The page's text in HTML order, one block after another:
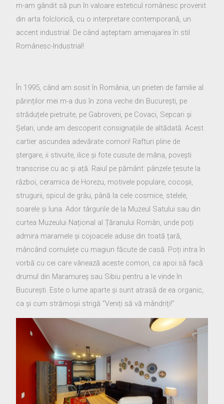
m-am gândit să pun în valoare esteticul românesc provenit
din arta folclorică, cu o interpretare contemporană, un
accent industrial. De când așteptam amenajarea în stil
Românesc-Industrial!
În 1995, când am sosit în România, un prieten de familie al
părinților mei m-a dus în zona veche din București, pe
străduțele pietruite, pe Gabroveni, pe Covaci, Sepcari și
Șelari, unde am descoperit consignațiile de altădată. Acest
cartier ascundea adevărate comori! Rafturi pline de
ștergare, ii stivuite, ilice și fote cusute de mâna, povești
transcrise cu ac și ață. Raiul pe pământ: pânzele țesute la
război, ceramica de Horezu, motivele populare, cocoșii,
strugurii, spicul de grâu, până la cele cosmice, stelele,
soarele și luna. Ador târgurile de la Muzeul Satului sau din
curtea Muzeului Național al Țăranului Român, unde poți
admira maramele și cojoacele aduse din toată țară,
mâncând cornulețe cu magiun făcute de casă. Poți intra în
vorbă cu cei care vânează aceste comori, ca apoi să facă
drumul din Maramureș sau Sibiu pentru a le vinde în
București. Este o lume aparte și sunt atrasă de ea organic,
ca și cum strămoșii strigă ”Veniți să vă mândriți!”